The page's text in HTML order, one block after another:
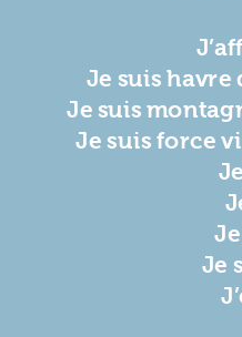
Je suis havre
Je suis
Je suis force
Je